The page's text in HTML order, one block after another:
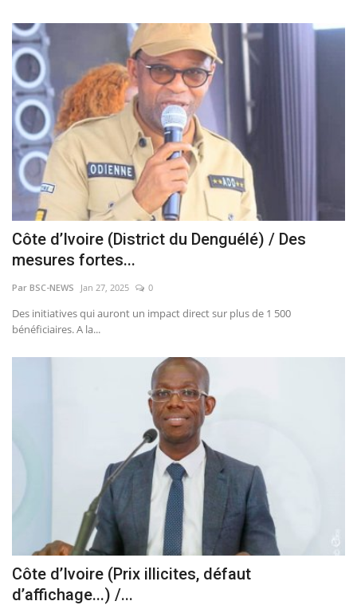
Côte d’Ivoire (District du Denguélé) / Des
mesures fortes...
Par BSC-NEWS Jan 27, 2025 0
Des initiatives qui auront un impact direct sur plus de 1 500
bénéficiaires. A la...
Côte d’Ivoire (Prix illicites, défaut
d’affichage...) /...